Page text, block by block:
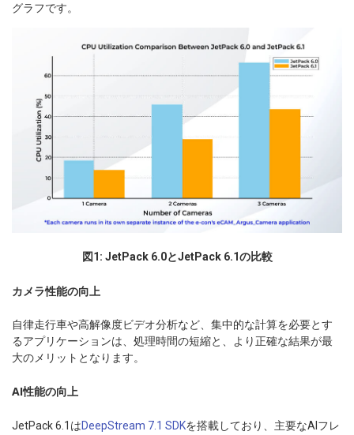
グラフです。
図1: JetPack 6.0とJetPack 6.1の比較
カメラ性能の向上
自律走行車や高解像度ビデオ分析など、集中的な計算を必要とす
るアプリケーションは、処理時間の短縮と、より正確な結果が最
大のメリットとなります。
AI性能の向上
JetPack 6.1はDeepStream 7.1 SDKを搭載しており、主要なAIフレ